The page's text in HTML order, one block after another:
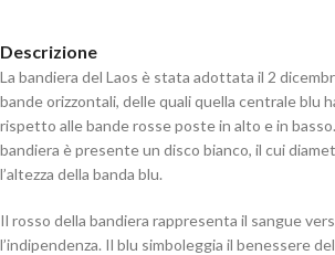
Descrizione
La bandiera del Laos è stata adottata il 2
bande orizzontali, delle quali quella centrale blu
rispetto alle bande rosse poste in alto e in
bandiera è presente un disco bianco, il cui
l’altezza della banda blu.
Il rosso della bandiera rappresenta il sangue
l’indipendenza. Il blu simboleggia il benessere